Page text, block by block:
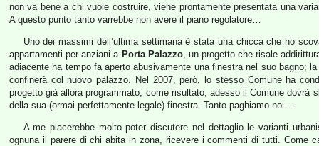
non va bene a chi vuole costruire, viene prontamente presentata una
A questo punto tanto varrebbe non avere il piano regolatore…
Uno dei massimi dell’ultima settimana è stata una chicca che ho
appartamenti per anziani a Porta Palazzo, un progetto che risale
adiacente ha tempo fa aperto abusivamente una finestra nel suo bagno;
confinerà col nuovo palazzo. Nel 2007, però, lo stesso Comune ha
progetto già allora programmato; come risultato, adesso il Comune dovrà
della sua (ormai perfettamente legale) finestra. Tanto paghiamo noi…
A me piacerebbe molto poter discutere nel dettaglio le varianti
ognuna il parere di chi abita in zona, ricevere i commenti di tutti. Come